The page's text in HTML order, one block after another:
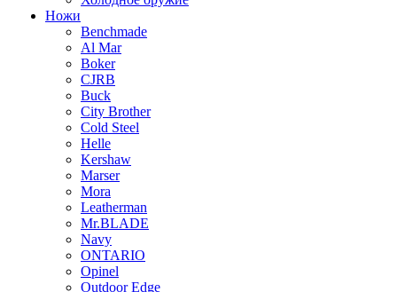
Ножи
Benchmade
Al Mar
Boker
CJRB
Buck
City Brother
Cold Steel
Helle
Kershaw
Marser
Mora
Leatherman
Mr.BLADE
Navy
ONTARIO
Opinel
Outdoor Edge